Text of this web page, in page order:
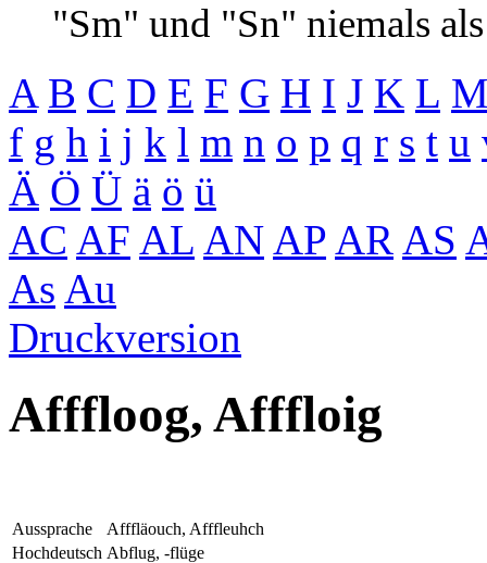
"Sm" und "Sn" niemals
A B C D E F G H I J K L
f g h i j k l m n o p q r s t u
Ä Ö Ü ä ö ü
AC AF AL AN AP AR AS
As Au
Druckversion
Afffloog, Afffloig
Aussprache
Afffläouch, Afffleuhch
Hochdeutsch Abflug, -flüge